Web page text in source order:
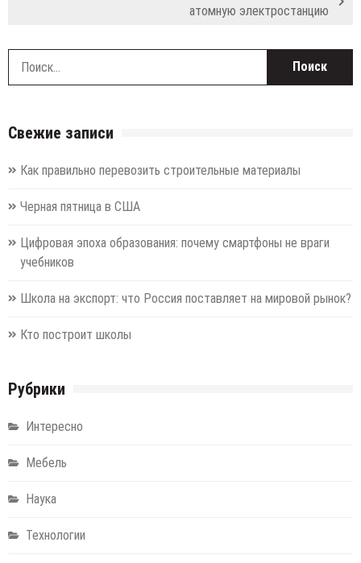
атомную электростанцию
Свежие записи
Как правильно перевозить строительные материалы
Черная пятница в США
Цифровая эпоха образования: почему смартфоны не враги
учебников
Школа на экспорт: что Россия поставляет на мировой рынок?
Кто построит школы
Рубрики
Интересно
Мебель
Наука
Технологии